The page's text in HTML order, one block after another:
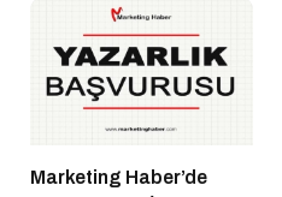
Marketing Haber’de